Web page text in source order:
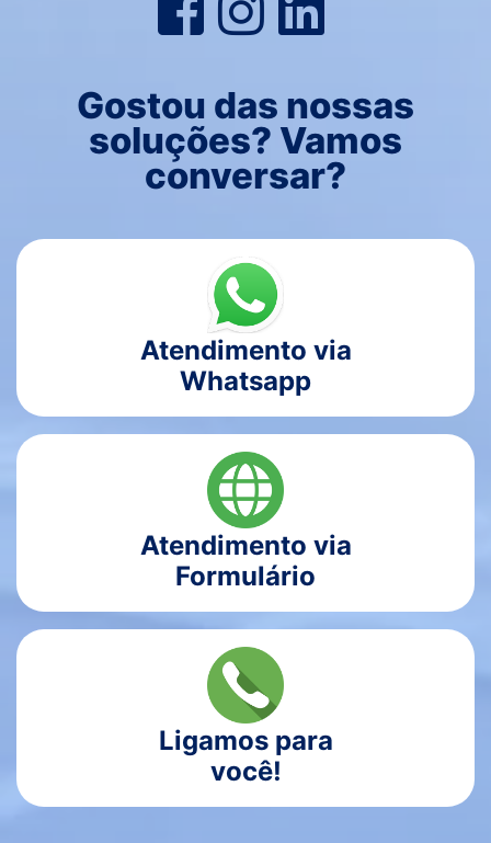
Gostou das nossas
soluções? Vamos
conversar?
Atendimento via
Whatsapp
Atendimento via
Formulário
Ligamos para
você!